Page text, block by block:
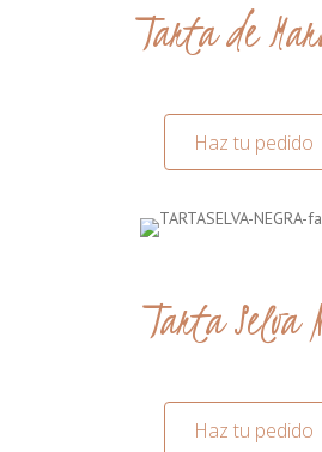
Tarta de
Haz tu pedido
Tarta Selva
Haz tu pedido